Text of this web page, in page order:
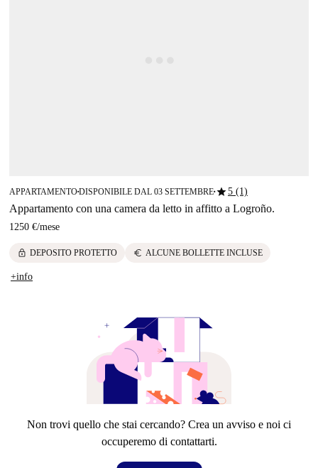
APPARTAMENTO■DISPONIBILE DAL 03 SETTEMBRE■star5 (1)
Appartamento con una camera da letto in affitto a Logroño.
1250 €/mese
lock DEPOSITO PROTETTO euro ALCUNE BOLLETTE INCLUSE
+info
Non trovi quello che stai cercando? Crea un avviso e noi ci
occuperemo di contattarti.